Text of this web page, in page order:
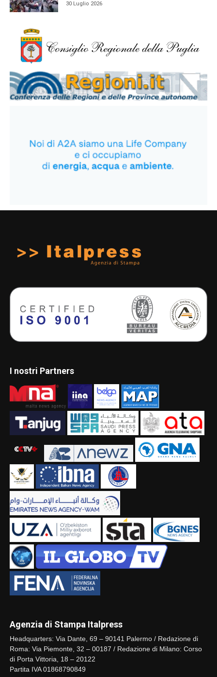
30 Luglio 2026
I nostri Partners
Agenzia di Stampa Italpress
Headquarters: Via Dante, 69 – 90141 Palermo / Redazione di
Roma: Via Piemonte, 32 – 00187 / Redazione di Milano: Corso
di Porta Vittoria, 18 – 20122
Partita IVA 01868790849